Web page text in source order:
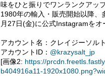
味をひと振りでワンランクアッ
1980年の輸入・販売開始以降
月27日(金)に公式Instagramをオ
アカウント名：クレイジーソル
アカウントID： @krazysalt_jp
[画像2: https://
b404916a11-